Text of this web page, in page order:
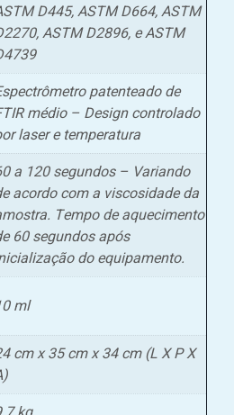
D445, ASTM D664, ASTM
ASTM D2896, e ASTM
patenteado de
médio – Design controlado
laser e temperatura
a 120 segundos – Variando
acordo com a viscosidade da
Tempo de aquecimento
60 segundos após
do equipamento.
ml
cm x 35 cm x 34 cm (L X P X